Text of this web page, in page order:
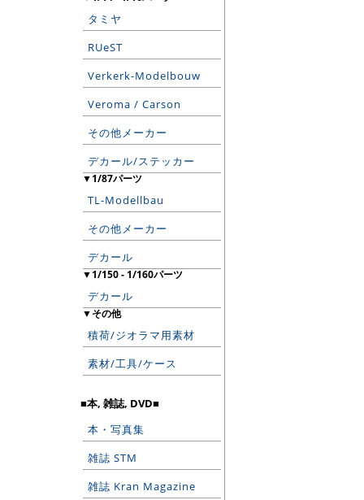
タミヤ
RUeST
Verkerk-Modelbouw
Veroma / Carson
その他メーカー
デカール/ステッカー
▼1/87パーツ
TL-Modellbau
その他メーカー
デカール
▼1/150 - 1/160パーツ
デカール
▼その他
積荷/ジオラマ用素材
素材/工具/ケース
■本, 雑誌, DVD■
本・写真集
雑誌 STM
雑誌 Kran Magazine